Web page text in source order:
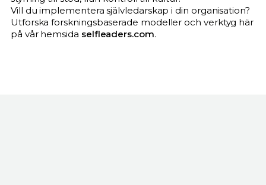
Vill du implementera självledarskap i din organisation?
Utforska forskningsbaserade modeller och verktyg här
på vår hemsida selfleaders.com.